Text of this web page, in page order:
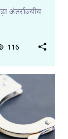
अंतर्राज्यीय
116